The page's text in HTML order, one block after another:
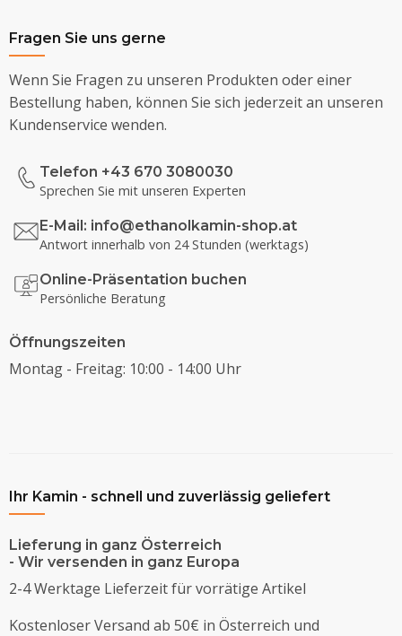
Fragen Sie uns gerne
Wenn Sie Fragen zu unseren Produkten oder einer
Bestellung haben, können Sie sich jederzeit an unseren
Kundenservice wenden.
Telefon +43 670 3080030
Sprechen Sie mit unseren Experten
E-Mail: info@ethanolkamin-shop.at
Antwort innerhalb von 24 Stunden (werktags)
Online-Präsentation buchen
Persönliche Beratung
Öffnungszeiten
Montag - Freitag: 10:00 - 14:00 Uhr
Ihr Kamin - schnell und zuverlässig geliefert
Lieferung in ganz Österreich
- Wir versenden in ganz Europa
2-4 Werktage Lieferzeit für vorrätige Artikel
Kostenloser Versand ab 50€ in Österreich und